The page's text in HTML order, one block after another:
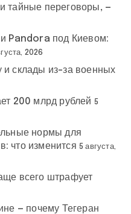
тайные переговоры, —
Pandora под Киевом:
2026
и склады из-за военных
200 млрд рублей 5
нормы для
что изменится 5 августа,
всего штрафует
— почему Тегеран